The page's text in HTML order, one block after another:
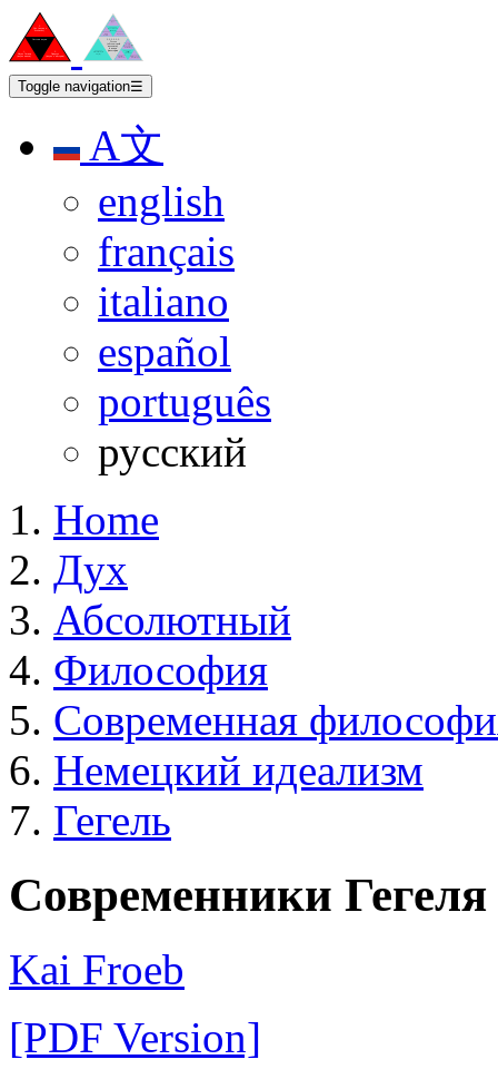
Toggle navigation☰
A文
english
français
italiano
español
português
русский
Home
Дух
Абсолютный
Философия
Современная
Немецкий идеализм
Гегель
Современники Гегеля
Kai Froeb
[PDF Version]